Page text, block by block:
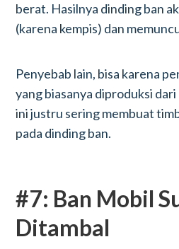
berat. Hasilnya dinding ban
(karena kempis) dan
Penyebab lain, bisa karena
yang biasanya diproduksi
ini justru sering membuat
pada dinding ban.
#7: Ban Mobil
Ditambal